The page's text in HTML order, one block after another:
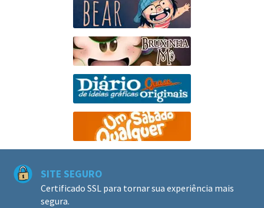
SITE SEGURO
Certificado SSL para tornar sua experiência mais
segura.